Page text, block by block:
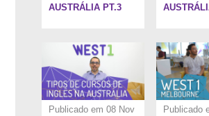
AUSTRÁLIA PT.3
Publicado em 08 Nov
Publicado